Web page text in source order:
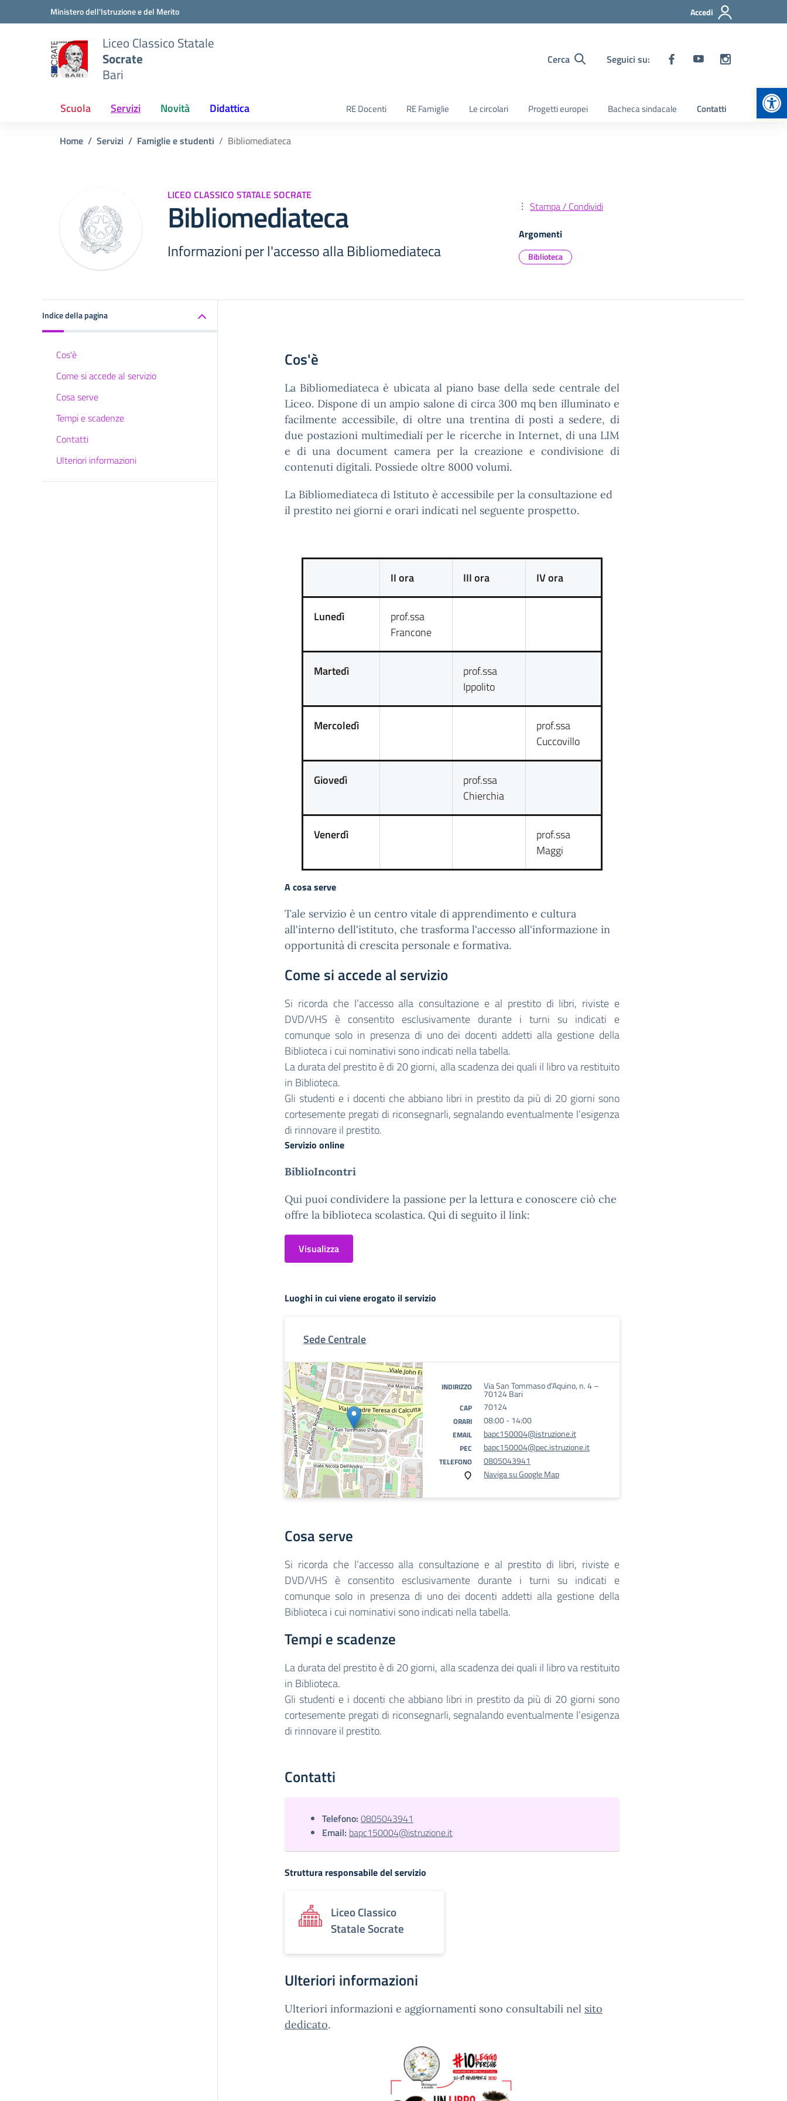
Vai ai contenuti
Vai al menu di navigazioneMinistero dell'Istruzione e del Merito Accedi
Liceo Classico Statale
Socrate
Bari
Cerca Seguici su:
Scuola Servizi Novità Didattica RE Docenti RE Famiglie Le circolari Progetti europei Bacheca sindacale Contatti
Home Servizi Famiglie e studenti Bibliomediateca
LICEO CLASSICO STATALE SOCRATE
Bibliomediateca
Informazioni per l'accesso alla Bibliomediateca
Stampa / Condividi
Argomenti
Biblioteca
Indice della pagina
Cos'è
Come si accede al servizio
Cosa serve
Tempi e scadenze
Contatti
Ulteriori informazioni
Cos'è
La Bibliomediateca è ubicata al piano base della sede centrale del
Liceo. Dispone di un ampio salone di circa 300 mq ben illuminato e
facilmente accessibile, di oltre una trentina di posti a sedere, di
due postazioni multimediali per le ricerche in Internet, di una LIM
e di una document camera per la creazione e condivisione di
contenuti digitali. Possiede oltre 8000 volumi.
La Bibliomediateca di Istituto è accessibile per la consultazione ed
il prestito nei giorni e orari indicati nel seguente prospetto.
II ora III ora IV ora
Lunedì
prof.ssa
Francone
Martedì
prof.ssa
Ippolito
Mercoledì
prof.ssa
Cuccovillo
Giovedì
prof.ssa
Chierchia
Venerdì
prof.ssa
Maggi
A cosa serve
Tale servizio è un centro vitale di apprendimento e cultura
all'interno dell'istituto, che trasforma l'accesso all'informazione in
opportunità di crescita personale e formativa.
Come si accede al servizio
Si ricorda che l’accesso alla consultazione e al prestito di libri, riviste e
DVD/VHS è consentito esclusivamente durante i turni su indicati e
comunque solo in presenza di uno dei docenti addetti alla gestione della
Biblioteca i cui nominativi sono indicati nella tabella.
La durata del prestito è di 20 giorni, alla scadenza dei quali il libro va restituito
in Biblioteca.
Gli studenti e i docenti che abbiano libri in prestito da più di 20 giorni sono
cortesemente pregati di riconsegnarli, segnalando eventualmente l’esigenza
di rinnovare il prestito.
Servizio online
BiblioIncontri
Qui puoi condividere la passione per la lettura e conoscere ciò che
offre la biblioteca scolastica. Qui di seguito il link:
Visualizza
Luoghi in cui viene erogato il servizio
Sede Centrale
INDIRIZZO Via San Tommaso d’Aquino, n. 4 –
70124 Bari
CAP 70124
ORARI 08:00 - 14:00
EMAIL bapc150004@istruzione.it
PEC bapc150004@pec.istruzione.it
TELEFONO
0805043941
Naviga su Google Map
Cosa serve
Si ricorda che l’accesso alla consultazione e al prestito di libri, riviste e
DVD/VHS è consentito esclusivamente durante i turni su indicati e
comunque solo in presenza di uno dei docenti addetti alla gestione della
Biblioteca i cui nominativi sono indicati nella tabella.
Tempi e scadenze
La durata del prestito è di 20 giorni, alla scadenza dei quali il libro va restituito
in Biblioteca.
Gli studenti e i docenti che abbiano libri in prestito da più di 20 giorni sono
cortesemente pregati di riconsegnarli, segnalando eventualmente l’esigenza
di rinnovare il prestito.
Contatti
Telefono: 0805043941
Email: bapc150004@istruzione.it
Struttura responsabile del servizio
Liceo Classico
Statale Socrate
Ulteriori informazioni
Ulteriori informazioni e aggiornamenti sono consultabili nel sito
dedicato.